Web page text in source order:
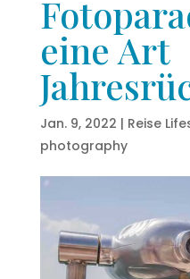
eine Art
Jan. 9, 2022 | Reise
photography